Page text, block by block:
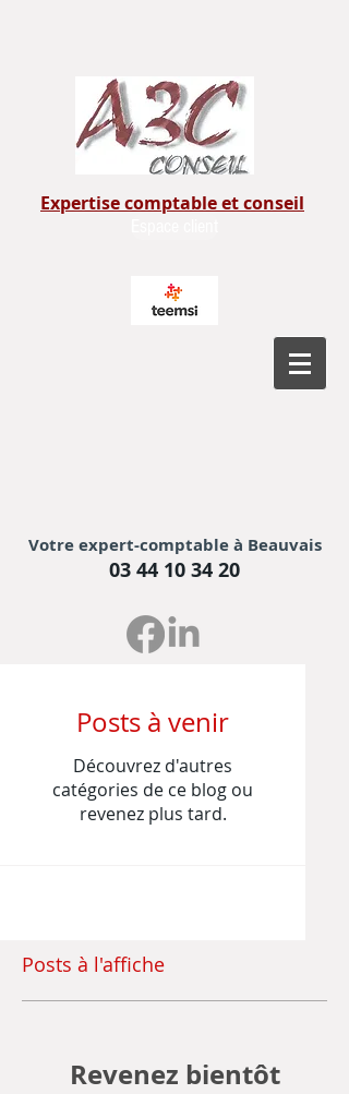
Expertise comptable et conseil
Votre expert-comptable à Beauvais
03 44 10 34 20
Posts à venir
Découvrez d'autres
catégories de ce blog ou
revenez plus tard.
Posts à l'affiche
Revenez bientôt